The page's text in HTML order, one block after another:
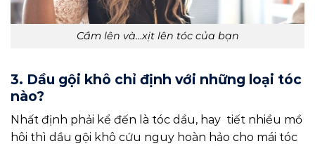
Cầm lên và…xịt lên tóc của bạn
3. Dầu gội khô chỉ định với những loại tóc
nào?
Nhất định phải kể đến là tóc dầu, hay tiết nhiều mồ
hôi thì dầu gội khô cứu nguy hoàn hảo cho mái tóc